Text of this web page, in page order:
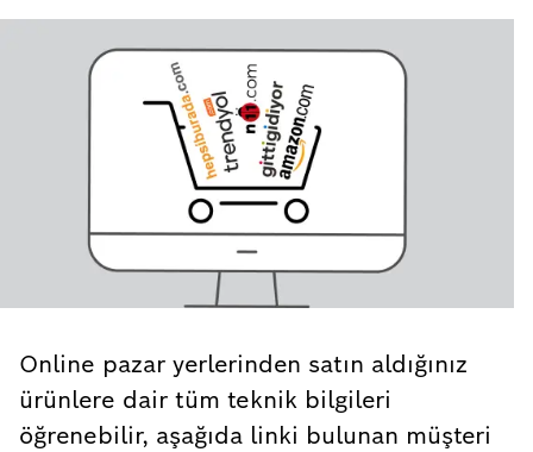
Online pazar yerlerinden satın aldığınız
ürünlere dair tüm teknik bilgileri
öğrenebilir, aşağıda linki bulunan müşteri